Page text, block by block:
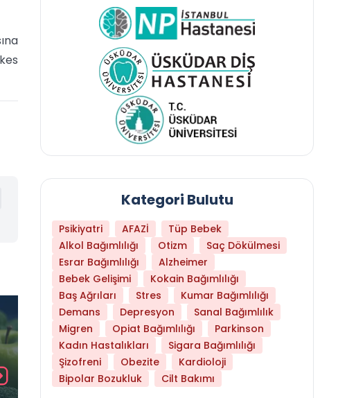
Kategori Bulutu
Psikiyatri AFAZİ
Tüp Bebek
Alkol Bağımlılığı
Otizm
Saç Dökülmesi
Esrar Bağımlılığı
Alzheimer
Bebek Gelişimi
Kokain Bağımlılığı
Baş Ağrıları
Stres
Kumar Bağımlılığı
Demans
Depresyon
Sanal Bağımlılık
Migren
Opiat Bağımlılığı
Parkinson
Kadın Hastalıkları
Sigara Bağımlılığı
Şizofreni
Obezite
Kardioloji
Bipolar Bozukluk
Cilt Bakımı